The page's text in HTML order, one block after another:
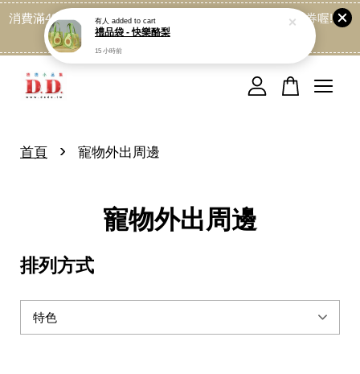
消費滿499免運喔, 記得加LINE:@dede168 領取專屬折扣券喔!
點我
首頁 › 寵物外出周邊
寵物外出周邊
排列方式
您的購物車目前還是空的。
有人 added to cart
禮品袋 - 快樂酪梨
15 小時前